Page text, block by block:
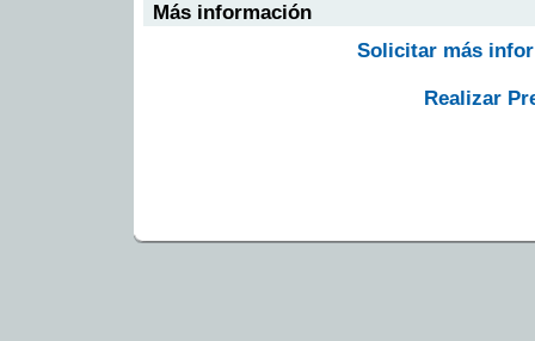
Más información
Solicitar más
Realizar